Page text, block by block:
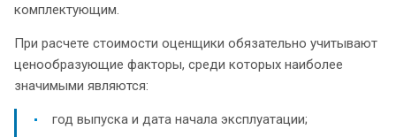
комплектующим.
При расчете стоимости оценщики обязательно учитывают
ценообразующие факторы, среди которых наиболее
значимыми являются:
год выпуска и дата начала эксплуатации;